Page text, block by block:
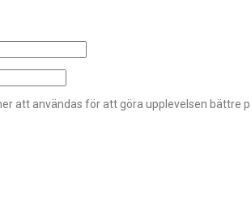
att användas för att göra upplevelsen